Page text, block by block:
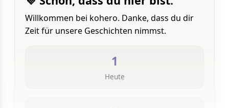
Willkommen bei kohero. Danke, dass du dir
Zeit für unsere Geschichten nimmst.
1
Heute